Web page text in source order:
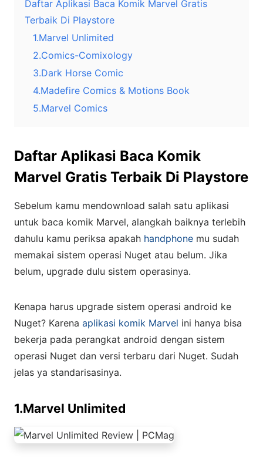
Daftar Aplikasi Baca Komik Marvel Gratis
Terbaik Di Playstore
1.Marvel Unlimited
2.Comics-Comixology
3.Dark Horse Comic
4.Madefire Comics & Motions Book
5.Marvel Comics
Daftar Aplikasi Baca Komik
Marvel Gratis Terbaik Di Playstore
Sebelum kamu mendownload salah satu aplikasi
untuk baca komik Marvel, alangkah baiknya terlebih
dahulu kamu periksa apakah handphone mu sudah
memakai sistem operasi Nuget atau belum. Jika
belum, upgrade dulu sistem operasinya.
Kenapa harus upgrade sistem operasi android ke
Nuget? Karena aplikasi komik Marvel ini hanya bisa
bekerja pada perangkat android dengan sistem
operasi Nuget dan versi terbaru dari Nuget. Sudah
jelas ya standarisasinya.
1.Marvel Unlimited